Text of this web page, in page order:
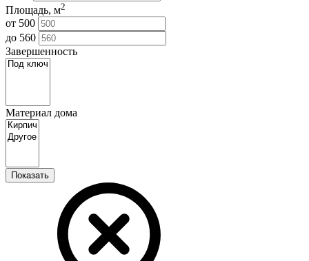
Площадь, м2
от 500
до 560
Завершенность
Материал дома
Показать